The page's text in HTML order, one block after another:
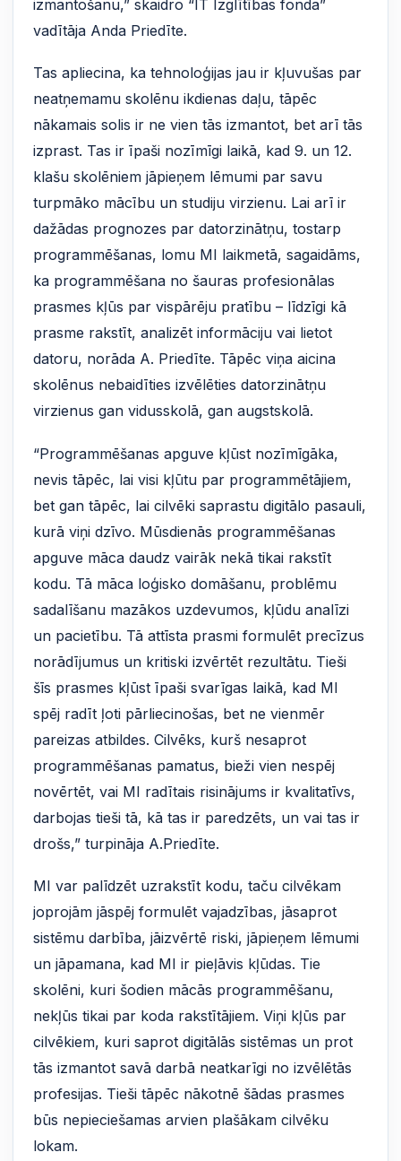
izmantošanu,” skaidro “IT Izglītības fonda”
vadītāja Anda Priedīte.
Tas apliecina, ka tehnoloģijas jau ir kļuvušas par
neatņemamu skolēnu ikdienas daļu, tāpēc
nākamais solis ir ne vien tās izmantot, bet arī tās
izprast. Tas ir īpaši nozīmīgi laikā, kad 9. un 12.
klašu skolēniem jāpieņem lēmumi par savu
turpmāko mācību un studiju virzienu. Lai arī ir
dažādas prognozes par datorzinātņu, tostarp
programmēšanas, lomu MI laikmetā, sagaidāms,
ka programmēšana no šauras profesionālas
prasmes kļūs par vispārēju pratību – līdzīgi kā
prasme rakstīt, analizēt informāciju vai lietot
datoru, norāda A. Priedīte. Tāpēc viņa aicina
skolēnus nebaidīties izvēlēties datorzinātņu
virzienus gan vidusskolā, gan augstskolā.
“Programmēšanas apguve kļūst nozīmīgāka,
nevis tāpēc, lai visi kļūtu par programmētājiem,
bet gan tāpēc, lai cilvēki saprastu digitālo pasauli,
kurā viņi dzīvo. Mūsdienās programmēšanas
apguve māca daudz vairāk nekā tikai rakstīt
kodu. Tā māca loģisko domāšanu, problēmu
sadalīšanu mazākos uzdevumos, kļūdu analīzi
un pacietību. Tā attīsta prasmi formulēt precīzus
norādījumus un kritiski izvērtēt rezultātu. Tieši
šīs prasmes kļūst īpaši svarīgas laikā, kad MI
spēj radīt ļoti pārliecinošas, bet ne vienmēr
pareizas atbildes. Cilvēks, kurš nesaprot
programmēšanas pamatus, bieži vien nespēj
novērtēt, vai MI radītais risinājums ir kvalitatīvs,
darbojas tieši tā, kā tas ir paredzēts, un vai tas ir
drošs,” turpināja A.Priedīte.
MI var palīdzēt uzrakstīt kodu, taču cilvēkam
joprojām jāspēj formulēt vajadzības, jāsaprot
sistēmu darbība, jāizvērtē riski, jāpieņem lēmumi
un jāpamana, kad MI ir pieļāvis kļūdas. Tie
skolēni, kuri šodien mācās programmēšanu,
nekļūs tikai par koda rakstītājiem. Viņi kļūs par
cilvēkiem, kuri saprot digitālās sistēmas un prot
tās izmantot savā darbā neatkarīgi no izvēlētās
profesijas. Tieši tāpēc nākotnē šādas prasmes
būs nepieciešamas arvien plašākam cilvēku
lokam.